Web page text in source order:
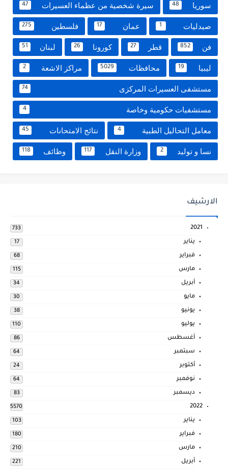
سوريا 48 سيرة شخصية من عظماء العسيرات 47
صيدليات 1 عمان 17 فلسطين 275
فن 852 قطر 27 كورونا 26 لبنان 51
ليبيا 19 محافظات 5029 مراكز الاشعة 2
مستشفى العسيرات المركزى 74
مستشفيات حكومية وخاصة 4
معامل التحاليل الطبية 4 نتائج الامتحانات 45
نسا و توليد 2 وزارة النقل 117 وظائف 118
الارشيف
2021
733
يناير 17
فبراير 68
مارس 115
أبريل 34
مايو 30
يونيو 38
يوليو 110
أغسطس 86
سبتمبر 64
أكتوبر 24
نوفمبر 64
ديسمبر 83
2022
5570
يناير 103
فبراير 180
مارس 210
أبريل 221